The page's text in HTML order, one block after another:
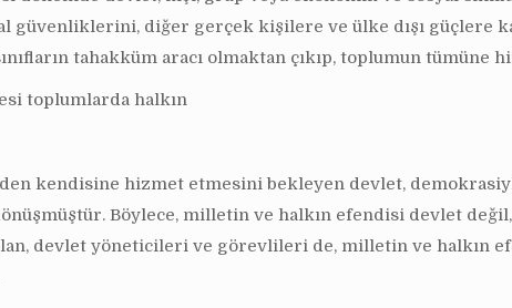
güvenliklerini, diğer gerçek kişilere ve ülke dışı
tahakküm aracı olmaktan çıkıp, toplumun
toplumlarda halkın
kendisine hizmet etmesini bekleyen devlet,
Böylece, milletin ve halkın efendisi devlet
devlet yöneticileri ve görevlileri de, milletin ve halkın